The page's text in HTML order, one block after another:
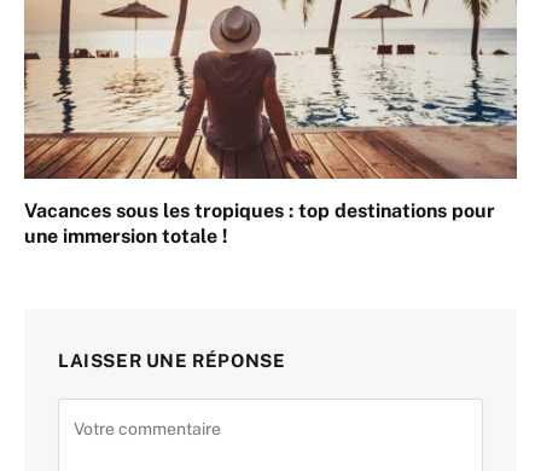
Vacances sous les tropiques : top destinations pour
une immersion totale !
LAISSER UNE RÉPONSE